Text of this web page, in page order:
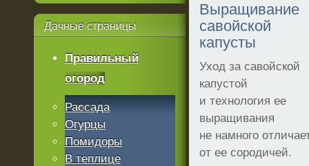
Выращивание
савойской
капусты
Уход за савойской
капустой
и технология ее
выращивания
не намного
от ее сородичей.
Дачные страницы
Правильный
огород
Рассада
Огурцы
Помидоры
В теплице